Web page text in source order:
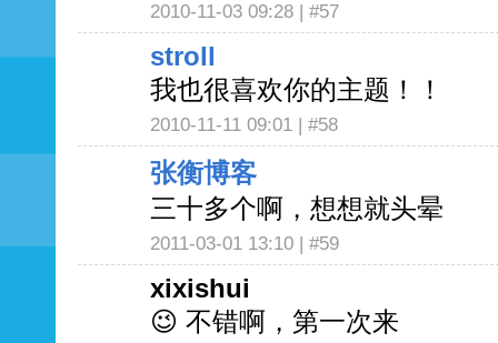
2010-11-03 09:28 | #57
stroll
我也很喜欢你的主题！！
2010-11-11 09:01 | #58
张衡博客
三十多个啊，想想就头晕
2011-03-01 13:10 | #59
xixishui
😉 不错啊，第一次来